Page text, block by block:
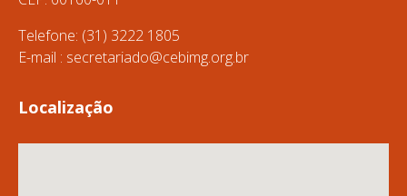
Telefone: (31) 3222 1805
E-mail : secretariado@cebimg.org.br
Localização